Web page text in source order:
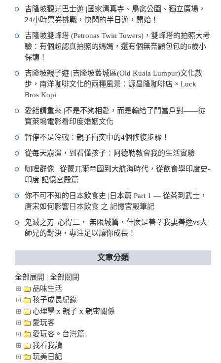
吉隆坡觀光巴士遊 |國家清真寺、鳥禽公園、獨立廣場，
24小時票券挑戰，快閃的半日遊，開始！
吉隆坡雙峰塔 (Petronas Twin Towers)，雙峰塔的拍照大考
驗：有個超認真拍照的媽媽，還有個無奈顧包包的6歲小
保鑣！
吉隆坡親子遊 |吉隆坡舊城區(Old Kuala Lumpur)文化散
步，南洋咖啡文化的兩種風景：源昌隆咖啡店 × Luck
Bros Kopi
愛錯請重來 |不是不夠相愛，而是輸給了門當戶對——從
寶萊塢電影看印度婚姻文化
暫停不是冷戰：親子衝突中的4個修復步驟！
從每天崩潰，到看懂孩子：阿德勒教會我的生活實驗
咖哩群像 | 從蒙兀爾帝國到大航海時代，從飲食學印度史-
印度 記憶宮殿篇
你不可不知的日本飲食史 |日本篇 Part 1 — 從茶到武士，
唐宋如何影響日本飲食 之 記憶宮殿筆記
鬼滅之刃 |心得二， 無限城篇，什麼是善？我妻善逸vs大
師兄的對決，專注足以讓你成長！
文章分類
全部展開 | 全部關閉
品味生活
孩子成長紀錄
心理學 x 親子 x 親密關係
愛玩客
愛玩客。台灣篇
我看我讀
玩美日記